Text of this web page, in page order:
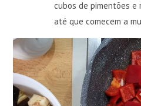
cubos de pimentões
até que comecem a